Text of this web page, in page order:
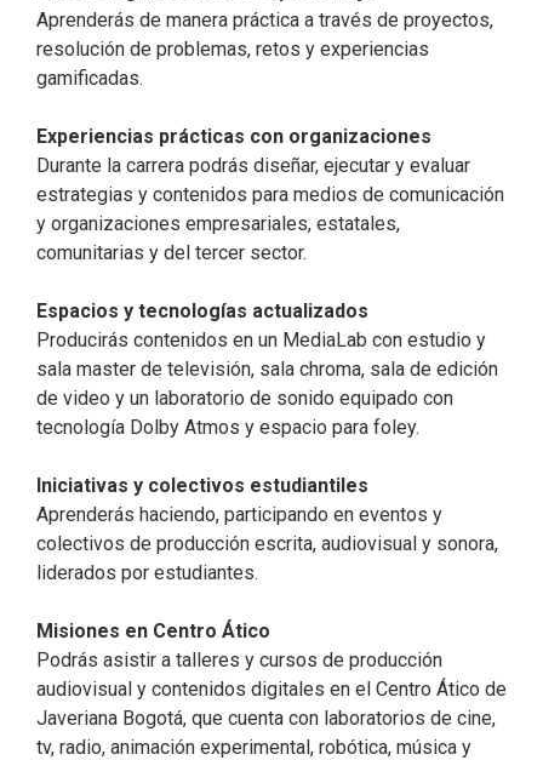
Aprenderás de manera práctica a través de proyectos,
resolución de problemas, retos y experiencias
gamificadas.​
Experiencias prácticas con organizaciones​
Durante la carrera podrás diseñar, ejecutar y evaluar
estrategias y contenidos para medios de comunicación
y organizaciones empresariales, estatales,
comunitarias y del tercer sector.​
Espacios y tecnologías actualizados​
Producirás contenidos en un MediaLab con estudio y
sala master de televisión, sala chroma, sala de edición
de video y un laboratorio de sonido equipado con
tecnología Dolby Atmos y espacio para foley.​
Iniciativas y colectivos estudiantiles​
Aprenderás haciendo, participando en eventos y
colectivos de producción escrita, audiovisual y sonora,
liderados por estudiantes.
Misiones en Centro Ático​
Podrás asistir a talleres y cursos de producción
audiovisual y contenidos digitales en el Centro Ático de
Javeriana Bogotá, que cuenta con laboratorios de cine,
tv, radio, animación experimental, robótica, música y